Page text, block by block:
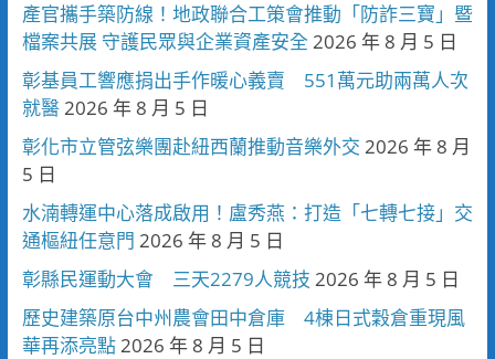
產官攜手築防線！地政聯合工策會推動「防詐三寶」暨
檔案共展 守護民眾與企業資產安全 2026 年 8 月 5 日
彰基員工響應捐出手作暖心義賣 551萬元助兩萬人次
就醫2026 年 8 月 5 日
彰化市立管弦樂團赴紐西蘭推動音樂外交 2026 年 8 月
5 日
水湳轉運中心落成啟用！盧秀燕：打造「七轉七接」交
通樞紐任意門 2026 年 8 月 5 日
彰縣民運動大會 三天2279人競技 2026 年 8 月 5 日
歷史建築原台中州農會田中倉庫 4棟日式穀倉重現風
華再添亮點2026 年 8 月 5 日